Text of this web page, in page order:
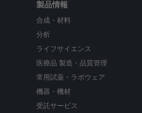
製品情報
合成・材料
分析
ライフサイエンス
医療品 製造・品質管理
常用試薬・ラボウェア
機器・機材
受託サービス